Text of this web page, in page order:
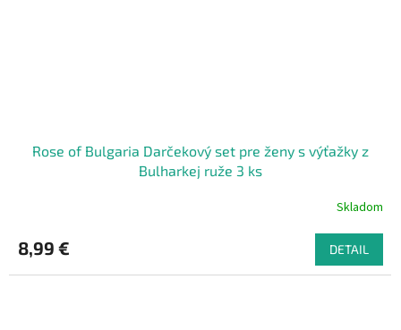
Rose of Bulgaria Darčekový set pre ženy s výťažky z
Bulharkej ruže 3 ks
Skladom
8,99 € DETAIL